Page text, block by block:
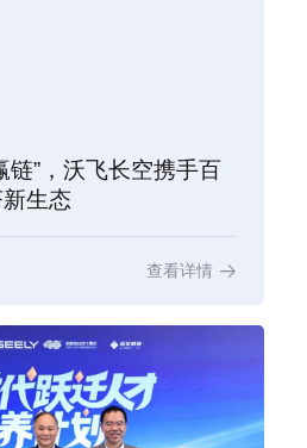
链”，沃飞长空携手百
生态
查看详情